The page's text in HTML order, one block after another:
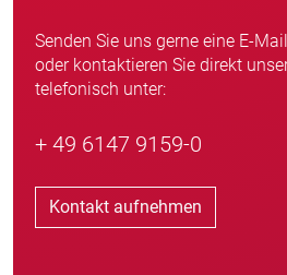
Senden Sie uns gerne eine E-
oder kontaktieren Sie direkt
telefonisch unter:
+ 49 6147 9159-0
Kontakt aufnehmen